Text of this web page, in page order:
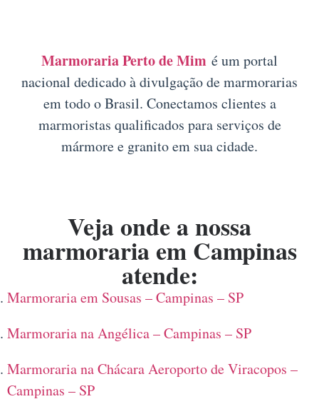
Marmoraria Perto de Mim é um portal
nacional dedicado à divulgação de marmorarias
em todo o Brasil. Conectamos clientes a
marmoristas qualificados para serviços de
mármore e granito em sua cidade.
Veja onde a nossa
marmoraria em Campinas
atende:
Marmoraria em Sousas – Campinas – SP
Marmoraria na Angélica – Campinas – SP
Marmoraria na Chácara Aeroporto de Viracopos –
Campinas – SP